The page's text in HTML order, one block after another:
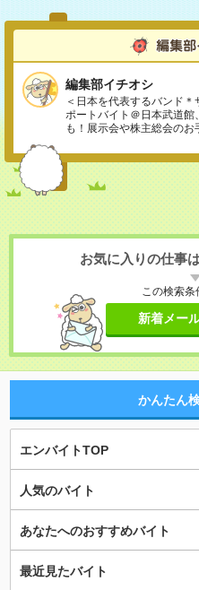
編集部イチオシ
＜日本を代表するバンド
ポートバイト＠日本武道
も！展示会や株主総会のお
お気に入りの仕事
この検索条
新着メー
かんたん
エンバイトTOP
人気のバイト
あなたへのおすすめバイト
最近見たバイト